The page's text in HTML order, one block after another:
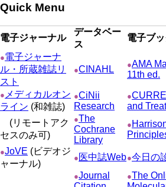
Quick Menu
電子ジャーナル
データベー
ス
電子ブッ
●電子ジャーナ
ル・所蔵雑誌リ
スト
●CINAHL ●AMA
11th ed.
● メディカルオン
ライン (和雑誌)
●CiNii
Research
●
and
(リモートアク
セスのみ可)
●The
Cochrane
Library
●
●JoVE (ビデオジ
ャーナル)
● 医中誌Web●今日の
●Journal
●The